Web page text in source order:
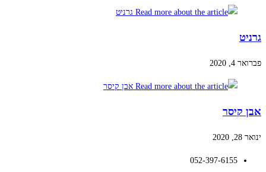
גרניט
פברואר 4, 2020
אבן קיסר
ינואר 28, 2020
052-397-6155